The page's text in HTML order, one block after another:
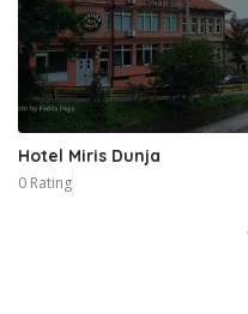
Hotel Miris Dunja
0 Rating